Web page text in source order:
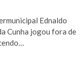
Ednaldo
Cunha jogou fora de